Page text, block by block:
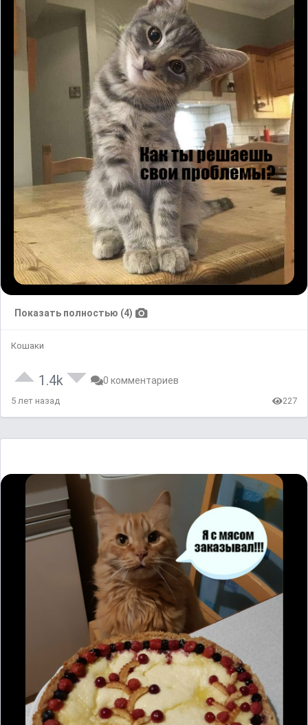
Показать полностью (4)
Кошаки
1.4k 0 комментариев
5 лет назад 227